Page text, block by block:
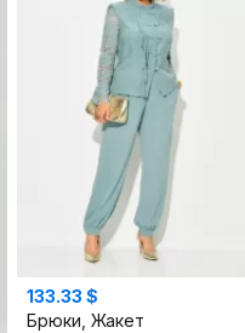
133.33 $
Брюки, Жакет